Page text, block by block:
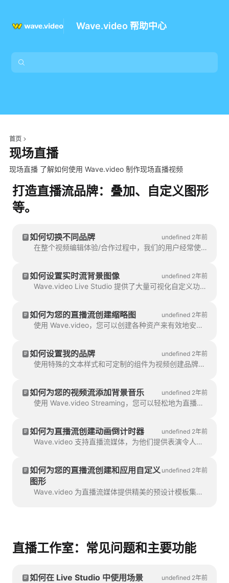
Wave.video 帮助中心
首页
现场直播
现场直播 了解如何使用 Wave.video 制作现场直播视频
打造直播流品牌：叠加、自定义图形
等。
如何切换不同品牌 undefined 2年前
在整个视频编辑体验/合作过程中，我们的用户经常使用品牌功能。品牌功能包括独特的字体、自定义字段、...
如何设置实时流背景图像 undefined 2年前
Wave.video Live Studio 提供了大量可视化自定义功能。例如，您可以设置背景图片，让您的视频流更有吸引力。
如何为您的直播流创建缩略图 undefined 2年前
使用 Wave.video，您可以创建各种资产来有效地安排、推广、托管和重新利用直播视频。视频缩略图是直播流的重要组成部分。
如何设置我的品牌 undefined 2年前
使用特殊的文本样式和可定制的组件为视频创建品牌是 Wave.video 编辑工具最受欢迎的功能之一。如果您想在您的视频流中添加背景音乐，您可以使用...
如何为您的视频流添加背景音乐 undefined 2年前
使用 Wave.video Streaming，您可以轻松地为直播流添加背景音乐，从轻松的爵士乐到活力四射的电子音乐，应有尽有。在 Wave.video Stream 中，您可以为直播流添加背景音乐。
如何为直播流创建动画倒计时器 undefined 2年前
Wave.video 支持直播流媒体，为他们提供表演令人难忘的品牌直播节目所需的一切。使用 Wave.video 的编辑器，您可以...
如何为您的直播流创建和应用自定义
图形
undefined 2年前
Wave.video 为直播流媒体提供精美的预设计模板集，以增强其直播节目的视觉效果。每种风格都包含基本的元素。
直播工作室：常见问题和主要功能
如何在 Live Studio 中使用场景 undefined 2年前